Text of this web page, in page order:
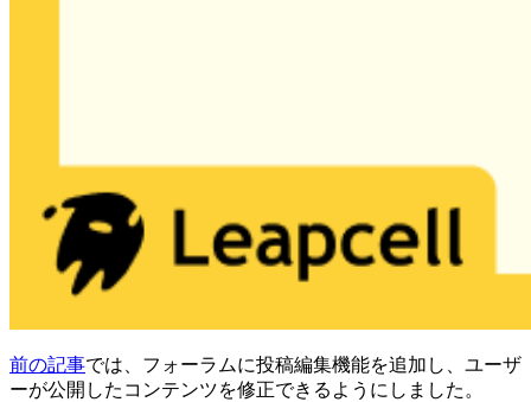
前の記事では、フォーラムに投稿編集機能を追加し、ユーザ
ーが公開したコンテンツを修正できるようにしました。